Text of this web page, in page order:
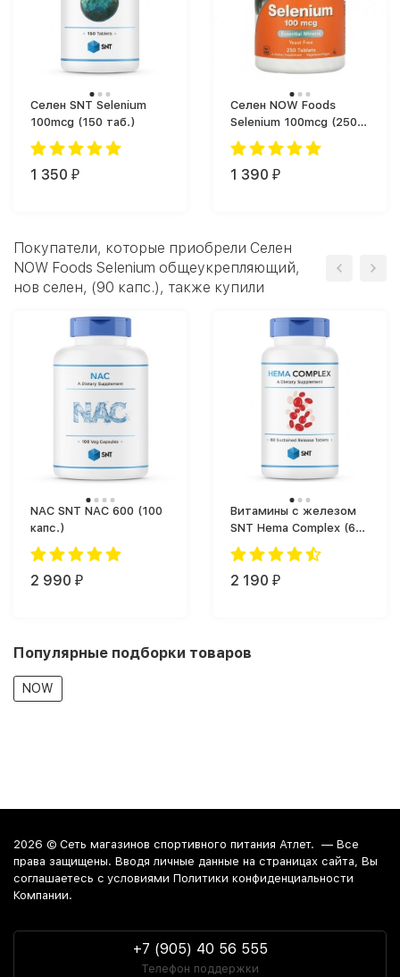
Селен SNT Selenium
100mcg (150 таб.)
1 350 ₽
Селен NOW Foods
Selenium 100mcg (250
таб.)
1 390 ₽
Покупатели, которые приобрели Селен
NOW Foods Selenium общеукрепляющий,
нов селен, (90 капс.), также купили
NAC SNT NAC 600 (100
капс.)
2 990 ₽
Витамины с железом
SNT Hema Complex (60
таб.)
2 190 ₽
Популярные подборки товаров
NOW
2026 © Сеть магазинов спортивного питания Атлет. — Все
права защищены. Вводя личные данные на страницах сайта, Вы
соглашаетесь c условиями Политики конфиденциальности
Компании.
+7 (905) 40 56 555
Телефон поддержки